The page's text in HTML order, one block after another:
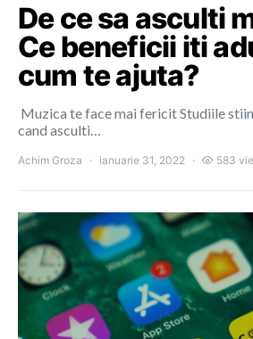
De ce sa asculti
Ce beneficii iti
cum te ajuta?
Muzica te face mai fericit Studiile
cand asculti…
Achim Groza ianuarie 31, 2022 583